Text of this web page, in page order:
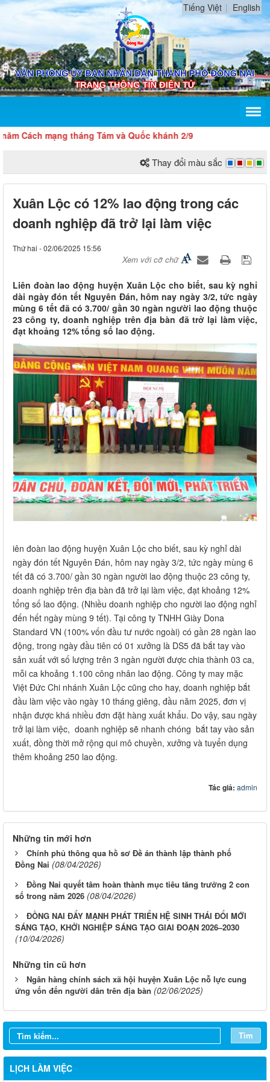
Tiếng Việt English
Cách mạng tháng Tám và Quốc khánh 2/9
Thay đổi màu sắc
Xuân Lộc có 12% lao động trong các
doanh nghiệp đã trở lại làm việc
Thứ hai - 02/06/2025 15:56
Xem với cỡ chữ
Liên đoàn lao động huyện Xuân Lộc cho biết, sau kỳ nghỉ
dài ngày đón tết Nguyên Đán, hôm nay ngày 3/2, tức ngày
mùng 6 tết đã có 3.700/ gần 30 ngàn người lao động thuộc
23 công ty, doanh nghiệp trên địa bàn đã trở lại làm việc,
đạt khoảng 12% tổng số lao động.
iên đoàn lao động huyện Xuân Lộc cho biết, sau kỳ nghỉ dài
ngày đón tết Nguyên Đán, hôm nay ngày 3/2, tức ngày mùng 6
tết đã có 3.700/ gần 30 ngàn người lao động thuộc 23 công ty,
doanh nghiệp trên địa bàn đã trở lại làm việc, đạt khoảng 12%
tổng số lao động. (Nhiều doanh nghiệp cho người lao động nghỉ
đến hết ngày mùng 9 tết). Tại công ty TNHH Giày Dona
Standard VN (100% vốn đầu tư nước ngoài) có gần 28 ngàn lao
động, trong ngày đầu tiên có 01 xưởng là DS5 đã bắt tay vào
sản xuất với số lượng trên 3 ngàn người được chia thành 03 ca,
mỗi ca khoảng 1.100 công nhân lao động. Công ty may mặc
Việt Đức Chi nhánh Xuân Lộc cũng cho hay, doanh nghiệp bắt
đầu làm việc vào ngày 10 tháng giêng, đầu năm 2025, đơn vị
nhận được khá nhiều đơn đặt hàng xuất khẩu. Do vậy, sau ngày
trở lại làm việc, doanh nghiệp sẽ nhanh chóng bắt tay vào sản
xuất, đồng thời mở rộng qui mô chuyền, xưởng và tuyển dụng
thêm khoảng 250 lao động.​
Tác giả: admin
Những tin mới hơn
Chính phủ thông qua hồ sơ Đề án thành lập thành phố
Đồng Nai (08/04/2026)
Đồng Nai quyết tâm hoàn thành mục tiêu tăng trưởng 2 con
số trong năm 2026 (08/04/2026)
ĐỒNG NAI ĐẨY MẠNH PHÁT TRIỂN HỆ SINH THÁI ĐỔI MỚI
SÁNG TẠO, KHỞI NGHIỆP SÁNG TẠO GIAI ĐOẠN 2026–2030
(10/04/2026)
Những tin cũ hơn
Ngân hàng chính sách xã hội huyện Xuân Lộc nỗ lực cung
ứng vốn đến người dân trên địa bàn (02/06/2025)
Tìm
LỊCH LÀM VIỆC
101/TB-UBND: THÔNG BÁO Lịch tiếp công dân của Lãnh đạo
môn huyện Xuân Lộc (Từ ngày 10/3/2025 đến ngày 14/03/2025)
Số 10/TB-PYT: Lịch công tác tuần của Lãnh đạo Phòng Y tế
(Từ ngày 17/02/2025 đến ngày 21/02/2025)
Lịch tiếp công dân của Lãnh đạo Huyện ủy, HĐND, UBND